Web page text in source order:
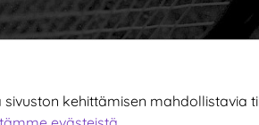
kehittämisen mahdollistavia